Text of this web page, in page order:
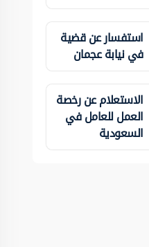
استفسار عن قضية
في نيابة عجمان
الاستعلام عن رخصة
العمل للعامل في
السعودية